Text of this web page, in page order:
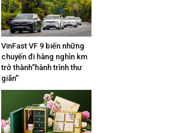
VinFast VF 9 biến những
chuyến đi hàng nghìn km
trở thành“hành trình thư
giãn”